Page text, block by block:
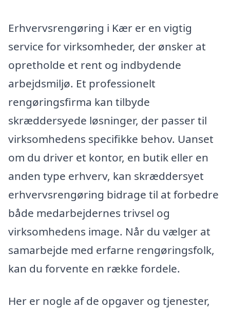
Erhvervsrengøring i Kær er en vigtig
service for virksomheder, der ønsker at
opretholde et rent og indbydende
arbejdsmiljø. Et professionelt
rengøringsfirma kan tilbyde
skræddersyede løsninger, der passer til
virksomhedens specifikke behov. Uanset
om du driver et kontor, en butik eller en
anden type erhverv, kan skræddersyet
erhvervsrengøring bidrage til at forbedre
både medarbejdernes trivsel og
virksomhedens image. Når du vælger at
samarbejde med erfarne rengøringsfolk,
kan du forvente en række fordele.
Her er nogle af de opgaver og tjenester,